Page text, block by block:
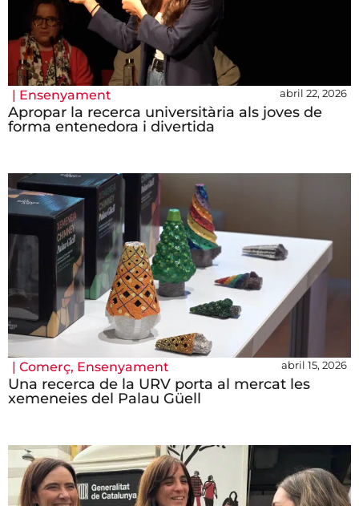
| Ensenyament abril 22, 2026
Apropar la recerca universitària als joves de
forma entenedora i divertida
| Comerç, Ensenyament abril 15, 2026
Una recerca de la URV porta al mercat les
xemeneies del Palau Güell